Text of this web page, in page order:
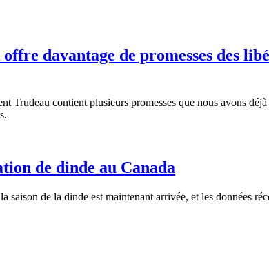
davantage de promesses des
contient plusieurs promesses que nous avons
de dinde au Canada
de la dinde est maintenant arrivée, et les données